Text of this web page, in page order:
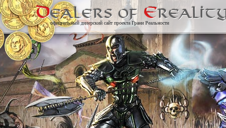
официальный дилерский сайт проекта Грани Реальности